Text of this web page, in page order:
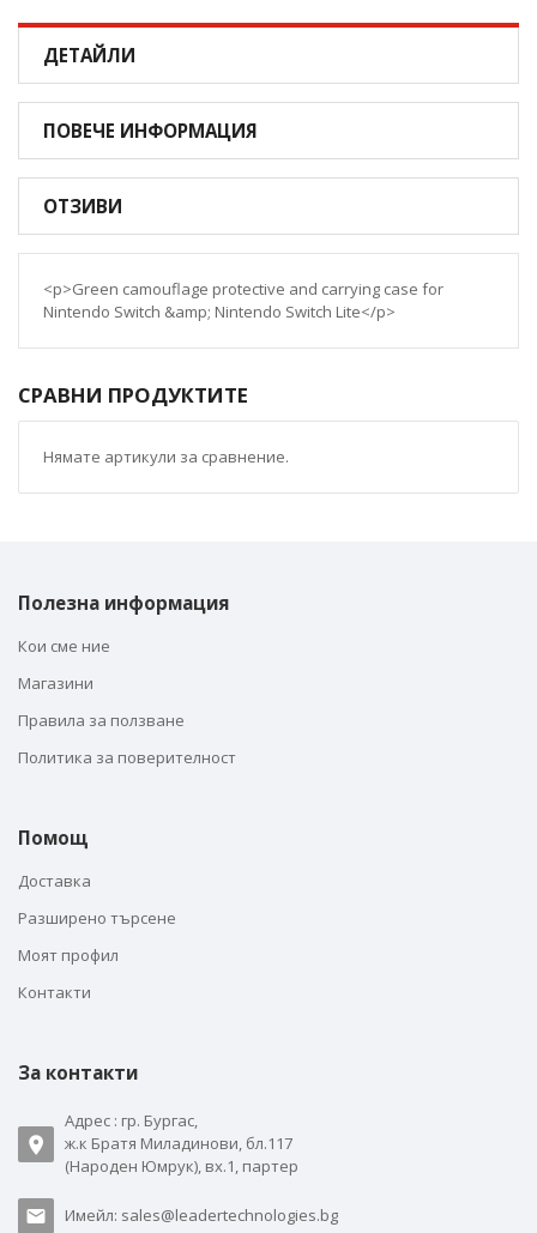
ДЕТАЙЛИ
ПОВЕЧЕ ИНФОРМАЦИЯ
ОТЗИВИ
<p>Green camouflage protective and carrying case for
Nintendo Switch &amp; Nintendo Switch Lite</p>
СРАВНИ ПРОДУКТИТЕ
Нямате артикули за сравнение.
Полезна информация
Кои сме ние
Магазини
Правила за ползване
Политика за поверителност
Помощ
Доставка
Разширено търсене
Моят профил
Контакти
За контакти
Адрес : гр. Бургас,
ж.к Братя Миладинови, бл.117
(Народен Юмрук), вх.1, партер
Имейл: sales@leadertechnologies.bg